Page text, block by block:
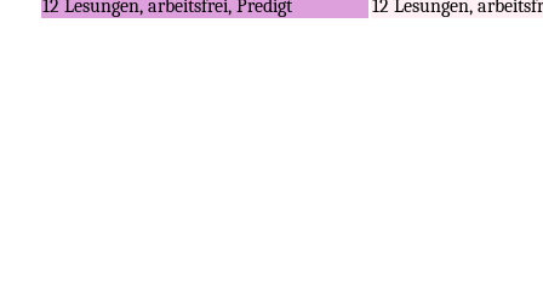
12 Lesungen, arbeitsfrei, Predigt 12 Lesungen,